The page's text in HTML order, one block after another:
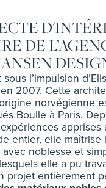
DE
sous l’impulsion
2007. Cette
norvégienne
Boulle à Paris.
apprises
entier, elle maîtrise
noblesse et
elle a pu
projet entièrement